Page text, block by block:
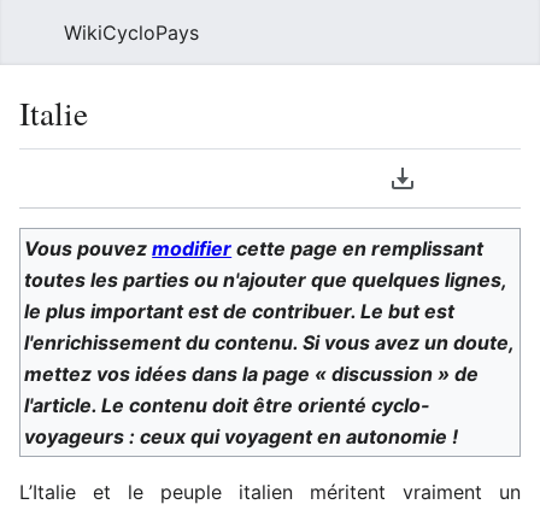
WikiCycloPays
Italie
Télécharger le
Vous pouvezmodifier cette page en remplissant
toutes les parties ou n'ajouter que quelques lignes,
le plus important est de contribuer. Le but est
l'enrichissement du contenu. Si vous avez un doute,
mettez vos idées dans la page « discussion » de
l'article. Le contenu doit être orienté cyclo-
voyageurs : ceux qui voyagent en autonomie !
L’Italie et le peuple italien méritent vraiment un